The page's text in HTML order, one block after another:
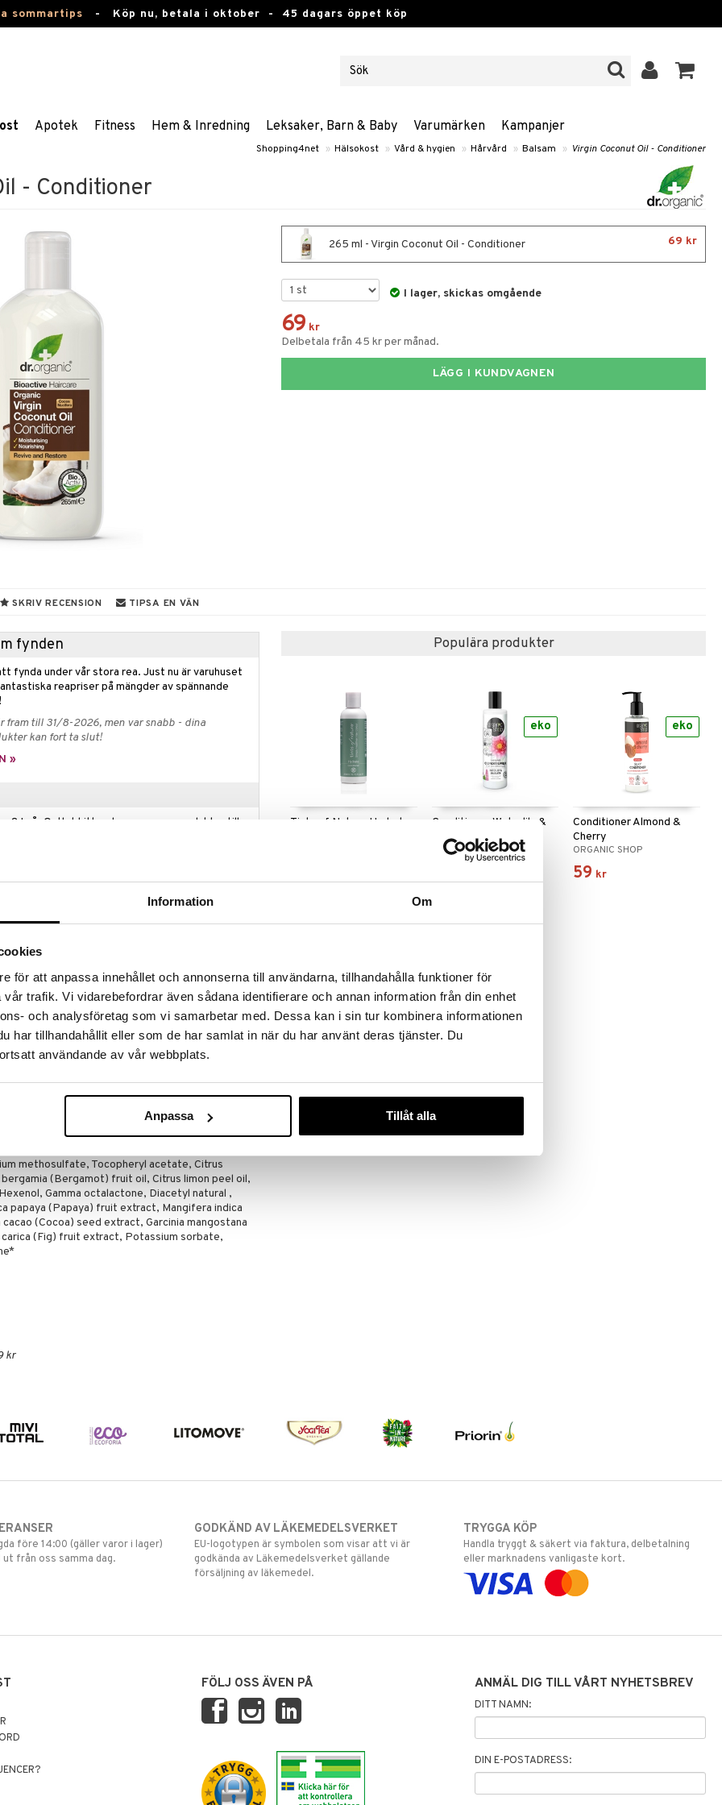
Information Om
för att anpassa innehållet och annonserna till användarna, tillhandahålla funktioner för
trafik. Vi vidarebefordrar även sådana identifierare och annan information från din enhet
och analysföretag som vi samarbetar med. Dessa kan i sin tur kombinera informationen
har tillhandahållit eller som de har samlat in när du har använt deras tjänster. Du
användande av vår webbplats.
Anpassa Tillåt alla
sommartips - Köp nu, betala i oktober - 45 dagars öppet köp
Apotek Fitness Hem & Inredning Leksaker, Barn & Baby Varumärken Kampanjer
Shopping4net » Hälsokost » Vård & hygien » Hårvård » Balsam » Virgin Coconut Oil - Conditioner
- Conditioner
265 ml - Virgin Coconut Oil - Conditioner 69 kr
I lager, skickas omgående
69 kr
Delbetala från 45 kr per månad.
LÄGG I KUNDVAGNEN
SKRIV RECENSION TIPSA EN VÄN
fynden
fynda under vår stora rea. Just nu är varuhuset
reapriser på mängder av spännande
fram till 31/8-2026, men var snabb - dina
kan fort ta slut!
»
I vår Outlet hittar du massor av produkter till
medan dina favoritprodukter fortfarande finns
för sina vårdande egenskaper. Produkten är
och ger volym samtidigt som den skyddar håret.
vars strävan är att endast använda
I de fall det inte går, försöker man alltid
deras produkter innehåller naturliga
av vegetarianer och veganer då de inte är
fritt från parabener, SLS, mineraloljor, GMO
alcohol, Cocos nucifera (Coconut) oil,
Aspartic acid , Sodium phytate,
methosulfate, Tocopheryl acetate, Citrus
(Bergamot) fruit oil, Citrus limon peel oil,
Gamma octalactone, Diacetyl natural ,
papaya (Papaya) fruit extract, Mangifera indica
(Cocoa) seed extract, Garcinia mangostana
(Fig) fruit extract, Potassium sorbate,
kr
Populära produkter
Tints of Nature Hydrate
Conditioner Waterlily &
Amaranth
ORGANIC SHOP
eko
Conditioner Almond &
Cherry
ORGANIC SHOP
59 kr
eko
före 14:00 (gäller varor i lager)
från oss samma dag.
GODKÄND AV LÄKEMEDELSVERKET
EU-logotypen är symbolen som visar att vi är
godkända av Läkemedelsverket gällande
försäljning av läkemedel.
TRYGGA KÖP
Handla tryggt & säkert via faktura, delbetalning
eller marknadens vanligaste kort.
FÖLJ OSS ÄVEN PÅ ANMÄL DIG TILL VÅRT NYHETSBREV
DITT NAMN:
DIN E-POSTADRESS: